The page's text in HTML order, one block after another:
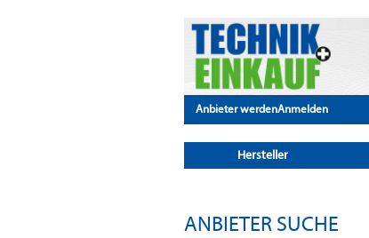
Anbieter werdenAnmelden
Hersteller
ANBIETER SUCHE